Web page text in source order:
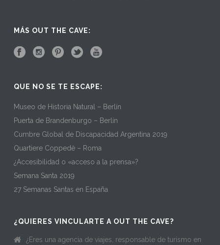
MÁS OUT THE CAVE:
QUE NO SE TE ESCAPE:
Museo de Historia Natural – Berlín
Puerta de Brandenburgo – Berlín
Cumbre Global de Discapacidad Argentina 2019
Quartiere Coppedè – Roma
¿Accesibilidad o «acceso a la prensa»?
Semana Santa 2019
27 Semanas Santas en España
¿QUIERES VINCULARTE A OUT THE CAVE?
¿Eres una agencia de viajes, responsable de turismo en